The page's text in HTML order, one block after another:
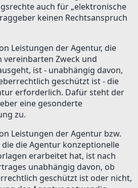
auch für „elektronische
keinen Rechtsanspruch
Leistungen der Agentur, die
Zweck und
ist - unabhängig davon,
geschützt ist - die
erforderlich. Dafür steht der
eine gesonderte
zu.
Leistungen der Agentur bzw.
die Agentur konzeptionelle
erarbeitet hat, ist nach
unabhängig davon, ob
geschützt ist oder nicht,